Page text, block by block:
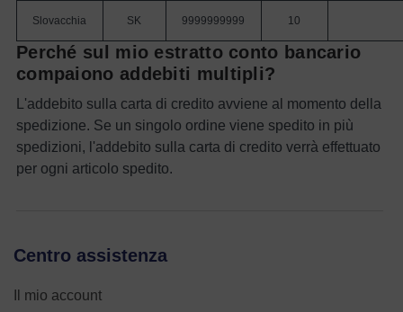
Slovacchia SK 9999999999 10
Perché sul mio estratto conto bancario
compaiono addebiti multipli?
L'addebito sulla carta di credito avviene al momento della
spedizione. Se un singolo ordine viene spedito in più
spedizioni, l'addebito sulla carta di credito verrà effettuato
per ogni articolo spedito.
Centro assistenza
Il mio account